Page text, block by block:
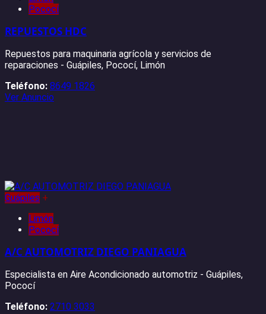
Pococí
REPUESTOS HDC
Repuestos para maquinaria agrícola y servicios de
reparaciones - Guápiles, Pococí, Limón
Teléfono: 8649 1826
Ver Anuncio
Guápiles +
Limón
Pococí
A/C AUTOMOTRIZ DIEGO PANIAGUA
Especialista en Aire Acondicionado automotriz - Guápiles,
Pococí
Teléfono: 2710 3033